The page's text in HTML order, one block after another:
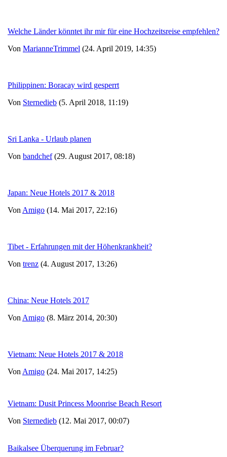
Welche Länder könntet ihr mir für eine Hochzeitsreise empfehlen?
Von MarianneTrimmel (24. April 2019, 14:35)
Philippinen: Boracay wird gesperrt
Von Sternedieb (5. April 2018, 11:19)
Sri Lanka - Urlaub planen
Von bandchef(29. August 2017, 08:18)
Japan: Neue Hotels 2017 & 2018
Von Amigo (14. Mai 2017, 22:16)
Tibet - Erfahrungen mit der Höhenkrankheit?
Von trenz (4. August 2017, 13:26)
China: Neue Hotels 2017
Von Amigo (8. März 2014, 20:30)
Vietnam: Neue Hotels 2017 & 2018
Von Amigo (24. Mai 2017, 14:25)
Vietnam: Dusit Princess Moonrise Beach Resort
Von Sternedieb (12. Mai 2017, 00:07)
Baikalsee Überquerung im Februar?